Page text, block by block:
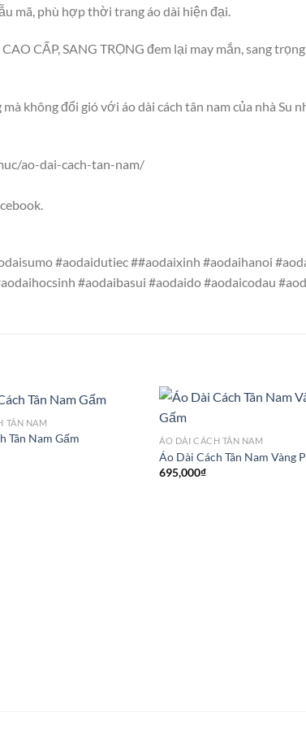
mã, phù hợp thời trang áo dài hiện đại.
CẤP, SANG TRỌNG đem lại may mắn, sang
không đổi gió với áo dài cách tân nam của nhà Su
ao-dai-cach-tan-nam/
#aodaidutiec ##aodaixinh #aodaihanoi
#aodaibasui #aodaido #aodaicodau
TÂN NAM
Tân Nam Gấm
ÁO DÀI CÁCH TÂN NAM
Áo Dài Cách Tân Nam Vàng
695,000₫